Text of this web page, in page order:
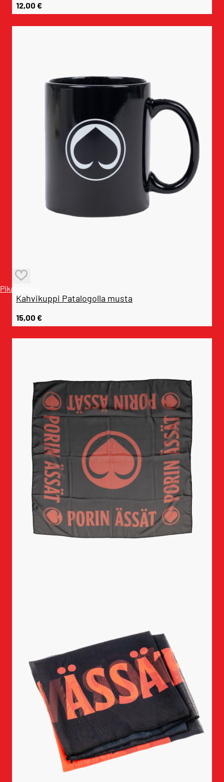
12,00 €
Pikakatselu
Kahvikuppi Patalogolla musta
15,00 €